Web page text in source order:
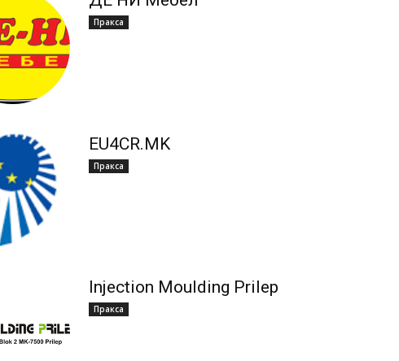
Пракса
ЕU4CR.MK
Пракса
Injection Moulding Prilep
Пракса